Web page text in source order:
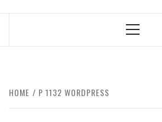
Primary
HOME P 1132 WORDPRESS